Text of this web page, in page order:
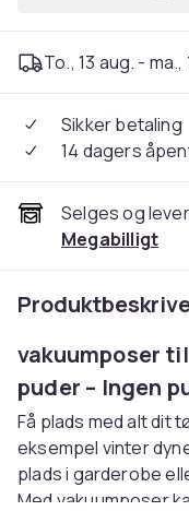
To., 13 aug. - ma.,
Sikker betaling
14 dagers
Selges og
Megabilligt
vakuumposer
puder – Ingen
Få plads med alt dit
eksempel vinter
plads i garderobe
Med vakuumposer